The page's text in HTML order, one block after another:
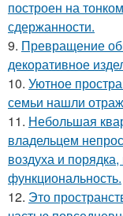
построен на
сдержанности.
9. Превращение
декоративное
10. Уютное
семьи нашли
11. Небольшая
владельцем
воздуха и
функциональность.
12. Это